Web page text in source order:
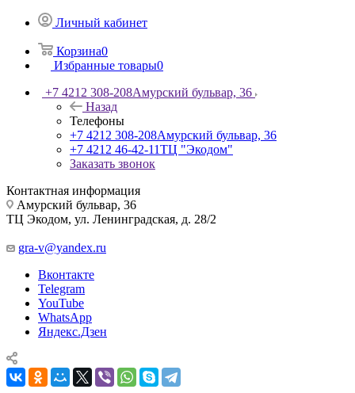
Личный кабинет
Корзина0
Избранные товары0
+7 4212 308-208Амурский бульвар, 36
Назад
Телефоны
+7 4212 308-208Амурский бульвар, 36
+7 4212 46-42-11ТЦ "Экодом"
Заказать звонок
Контактная информация
Амурский бульвар, 36
ТЦ Экодом, ул. Ленинградская, д. 28/2
gra-v@yandex.ru
Вконтакте
Telegram
YouTube
WhatsApp
Яндекс.Дзен